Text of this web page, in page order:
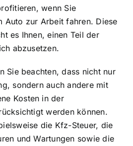
wenn Sie
Auto zur Arbeit fahren. Diese
es Ihnen, einen Teil der
abzusetzen.
Sie beachten, dass nicht nur
sondern auch andere mit
Kosten in der
werden können.
die Kfz-Steuer, die
und Wartungen sowie die